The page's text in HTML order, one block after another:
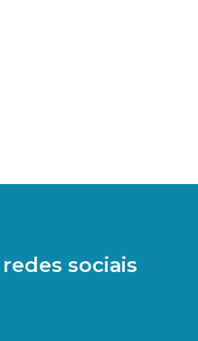
sociais